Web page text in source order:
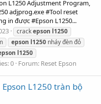
L1250 Adjustment Program,
adjprog.exe #Tool reset
in được #Epson L1250...
crackepson l1250
epson l1250 nháy đèn đỏ
l1250
0 Forum: Reset Epson
L1250 tràn bộ